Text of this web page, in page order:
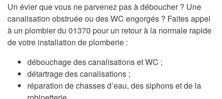
Un évier que vous ne parvenez pas à déboucher ? Une
canalisation obstruée ou des WC engorgés ? Faites appel
à un plombier du 01370 pour un retour à la normale rapide
de votre installation de plomberie :
débouchage des canalisations et WC ;
détartrage des canalisations ;
réparation de chasses d’eau, des siphons et de la